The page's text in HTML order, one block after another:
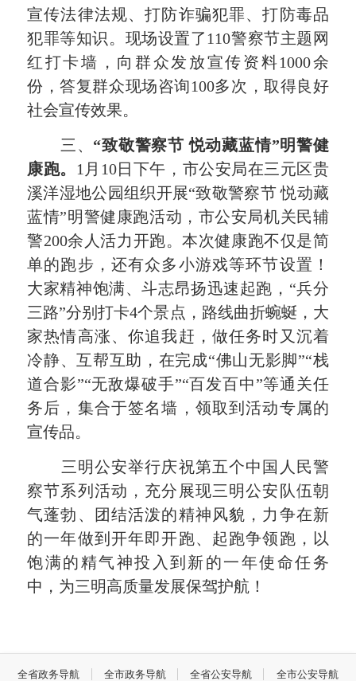
宣传法律法规、打防诈骗犯罪、打防毒品
犯罪等知识。现场设置了110警察节主题网
红打卡墙，向群众发放宣传资料1000余
份，答复群众现场咨询100多次，取得良好
社会宣传效果。
三、 “致敬警察节悦动藏蓝情”明警健
康跑。 1月10日下午，市公安局在三元区贵
溪洋湿地公园组织开展“致敬警察节 悦动藏
蓝情”明警健康跑活动，市公安局机关民辅
警200余人活力开跑。本次健康跑不仅是简
单的跑步，还有众多小游戏等环节设置！
大家精神饱满、斗志昂扬迅速起跑，“兵分
三路”分别打卡4个景点，路线曲折蜿蜒，大
家热情高涨、你追我赶，做任务时又沉着
冷静、互帮互助，在完成“佛山无影脚”“栈
道合影”“无敌爆破手”“百发百中”等通关任
务后，集合于签名墙，领取到活动专属的
宣传品。
三明公安举行庆祝第五个中国人民警
察节系列活动，充分展现三明公安队伍朝
气蓬勃、团结活泼的精神风貌，力争在新
的一年做到开年即开跑、起跑争领跑，以
饱满的精气神投入到新的一年使命任务
中，为三明高质量发展保驾护航！
全省政务导航 全市政务导航 全省公安导航 全市公安导航